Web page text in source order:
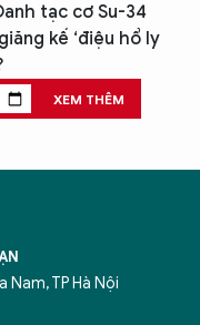
tạc cơ Su-34
kế ‘điệu hổ ly
XEM THÊM
Nam, TP Hà Nội